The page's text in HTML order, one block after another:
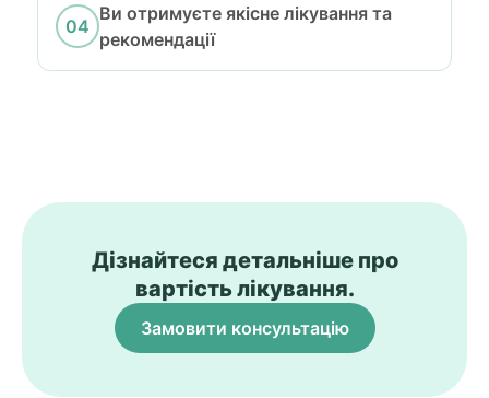
Ви отримуєте якісне лікування та
рекомендації
Дізнайтеся детальніше про
вартість лікування.
Замовити консультацію